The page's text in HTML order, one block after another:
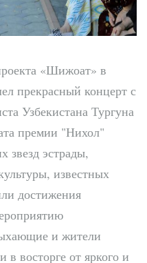
«Шижоат» в
прекрасный концерт с
Узбекистана Тургуна
премии "Нихол"
звезд эстрады,
известных
достижения
и жители
восторге от яркого и